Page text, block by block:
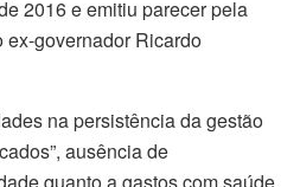
2016 e emitiu parecer pela
ex-governador Ricardo
na persistência da gestão
ausência de
quanto a gastos com saúde